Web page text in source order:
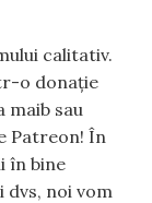
calitativ.
o donație
maib sau
Patreon! În
în bine
noi vom